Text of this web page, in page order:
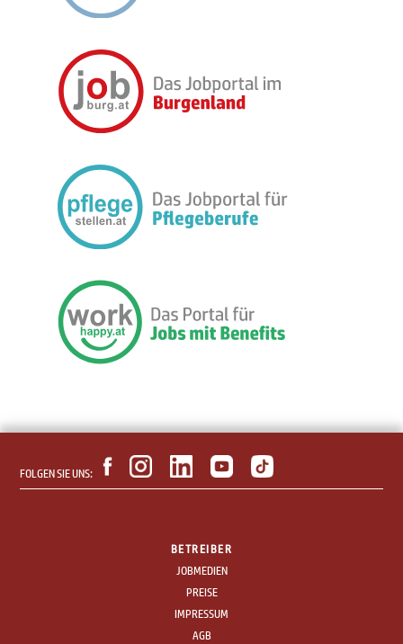
FOLGEN SIE UNS:
BETREIBER
JOBMEDIEN
PREISE
IMPRESSUM
AGB